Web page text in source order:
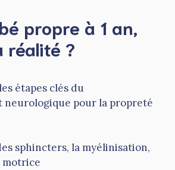
propre à 1 an,
réalité ?
étapes clés du
neurologique pour la propreté
sphincters, la myélinisation,